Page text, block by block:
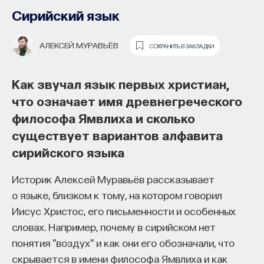
Сирийский язык
АЛЕКСЕЙ МУРАВЬЁВ СОХРАНИТЬ В ЗАКЛАДКИ
Как звучал язык первых христиан,
что означает имя древнегреческого
философа Ямвлиха и сколько
существует вариантов алфавита
сирийского языка
Историк Алексей Муравьёв рассказывает
о языке, близком к тому, на котором говорил
Иисус Христос, его письменности и особенных
словах. Например, почему в сирийском нет
понятия "воздух" и как они его обозначали, что
скрывается в имени философа Ямвлиха и как
Основатель ПостНауки Ивар
поможет найти свою нишу
в глобальных deep tech и биотех
компаниях
В 2012 годуИвар Максутовсоздал проект
ПостНаука, который дал голос учёным и навсегда
Искусствовед Александра Першеева
о «Чёрном квадрате» Малевича,
голландских натюрмортах XVII века,
православных иконах и о том, почему
современное искусство не всегда